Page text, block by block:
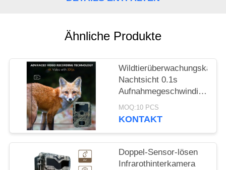
DATENSCHUTZRICHTLINIE
Ähnliche Produkte
Nachtsicht 0.1s
Aufnahmegeschwindigkeit
32MP 4K Jagdkamera
Wasserdicht IP67
MOQ:10 PCS
KONTAKT
Doppel-Sensor-lösen
Infrarothinterkamera